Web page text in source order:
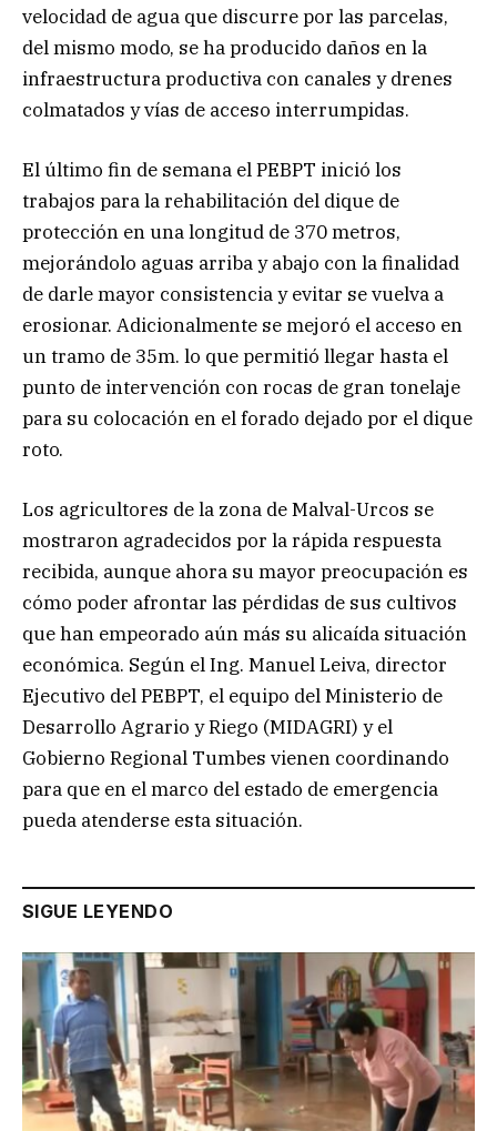
velocidad de agua que discurre por las parcelas,
del mismo modo, se ha producido daños en la
infraestructura productiva con canales y drenes
colmatados y vías de acceso interrumpidas.
El último fin de semana el PEBPT inició los
trabajos para la rehabilitación del dique de
protección en una longitud de 370 metros,
mejorándolo aguas arriba y abajo con la finalidad
de darle mayor consistencia y evitar se vuelva a
erosionar. Adicionalmente se mejoró el acceso en
un tramo de 35m. lo que permitió llegar hasta el
punto de intervención con rocas de gran tonelaje
para su colocación en el forado dejado por el dique
roto.
Los agricultores de la zona de Malval-Urcos se
mostraron agradecidos por la rápida respuesta
recibida, aunque ahora su mayor preocupación es
cómo poder afrontar las pérdidas de sus cultivos
que han empeorado aún más su alicaída situación
económica. Según el Ing. Manuel Leiva, director
Ejecutivo del PEBPT, el equipo del Ministerio de
Desarrollo Agrario y Riego (MIDAGRI) y el
Gobierno Regional Tumbes vienen coordinando
para que en el marco del estado de emergencia
pueda atenderse esta situación.
SIGUE LEYENDO